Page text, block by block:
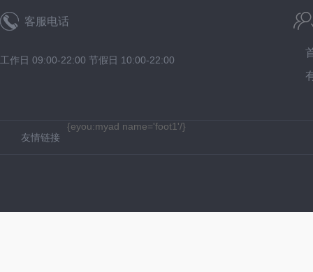
客服电话
工作日 09:00-22:00 节假日 10:00-22:00
友情链接
{eyou:myad name='foot1'/}